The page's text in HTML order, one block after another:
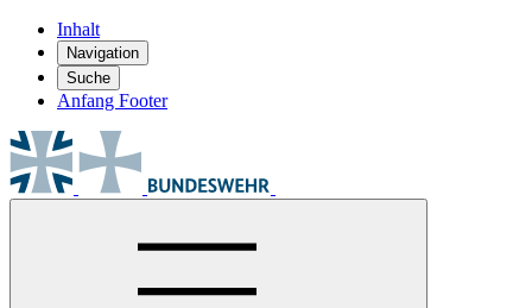
Inhalt
Navigation
Suche
Anfang Footer